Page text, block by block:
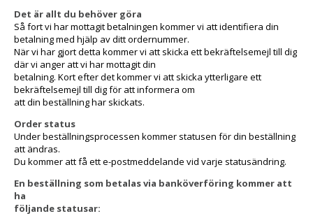
Det är allt du behöver göra
Så fort vi har mottagit betalningen kommer vi att identifiera din
betalning med hjälp av ditt ordernummer.
När vi har gjort detta kommer vi att skicka ett bekräftelsemejl till dig
där vi anger att vi har mottagit din
betalning. Kort efter det kommer vi att skicka ytterligare ett
bekräftelsemejl till dig för att informera om
att din beställning har skickats.
Order status
Under beställningsprocessen kommer statusen för din beställning
att ändras.
Du kommer att få ett e-postmeddelande vid varje statusändring.
En beställning som betalas via banköverföring kommer att
ha
följande statusar: